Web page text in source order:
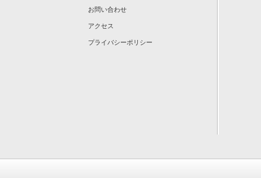
お問い合わせ
アクセス
プライバシーポリシー